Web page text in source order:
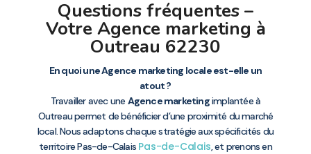
Questions fréquentes –
Votre Agence marketing à
Outreau 62230
En quoi une Agence marketing locale est-elle un
atout ?
Travailler avec une Agence marketingimplantée à
Outreau permet de bénéficier d’une proximité du marché
local. Nous adaptons chaque stratégie aux spécificités du
territoire Pas-de-Calais Pas-de-Calais, et prenons en